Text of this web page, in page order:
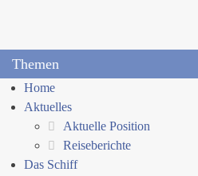
Themen
Home
Aktuelles
Aktuelle Position
Reiseberichte
Das Schiff